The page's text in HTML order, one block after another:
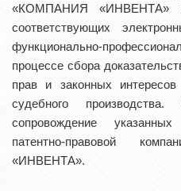
«КОМПАНИЯ «ИНВЕНТА»
соответствующих
функционально-
процессе сбора
прав и законных
судебного
сопровождение
патентно-правовой
«ИНВЕНТА».